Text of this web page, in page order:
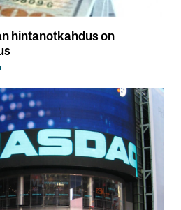
hintanotkahdus on